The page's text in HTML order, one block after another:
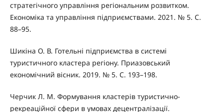
стратегічного управління регіональним розвитком.
Економіка та управління підприємствами. 2021. № 5. С.
88–95.
Шикіна О. В. Готельні підприємства в системі
туристичного кластера регіону. Приазовський
економічний вісник. 2019. № 5. С. 193–198.
Черчик Л. М. Формування кластерів туристично-
рекреаційної сфери в умовах децентралізації.